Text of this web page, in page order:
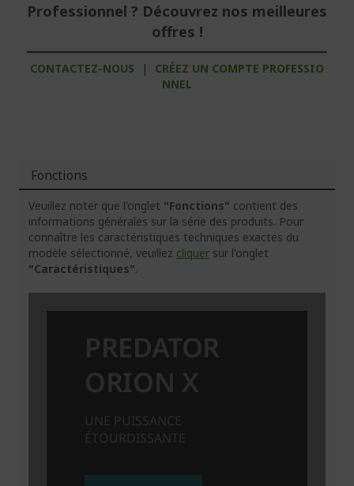
Professionnel ? Découvrez nos meilleures
offres !
CONTACTEZ-NOUS |
CRÉEZ UN COMPTE PROFESSIO
NNEL
Fonctions
Veuillez noter que l'onglet "Fonctions" contient des
informations générales sur la série des produits. Pour
connaître les caractéristiques techniques exactes du
modèle sélectionné, veuillez cliquer sur l'onglet
"Caractéristiques".